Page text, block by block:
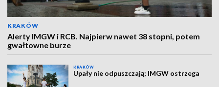
KRAKÓW
Alerty IMGW i RCB. Najpierw nawet 38 stopni, potem
gwałtowne burze
KRAKÓW
Upały nie odpuszczają; IMGW ostrzega